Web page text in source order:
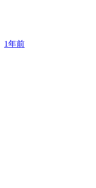
1年前